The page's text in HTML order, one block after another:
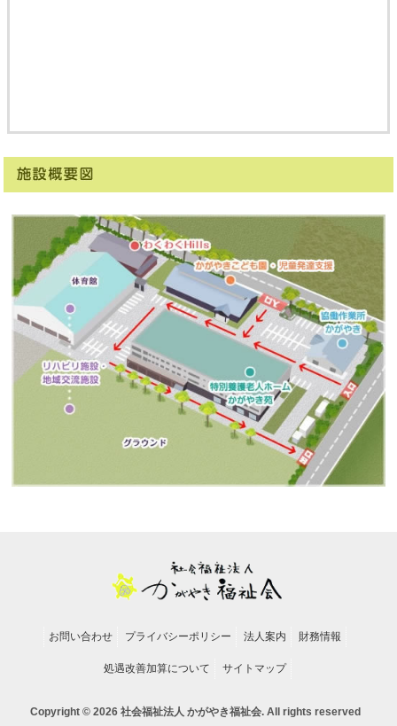
お問い合わせ プライバシーポリシー 法人案内 財務情報
処遇改善加算について サイトマップ
Copyright © 2026 社会福祉法人 かがやき福祉会. All rights reserved